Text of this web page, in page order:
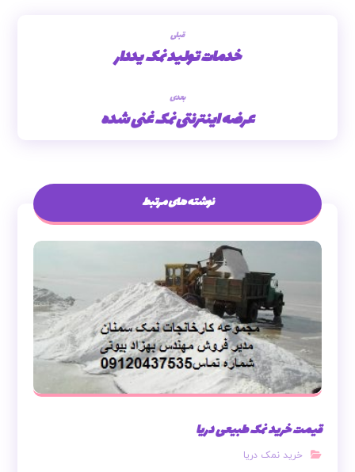
قبلی
خدمات تولید نمک یددار
بعدی
عرضه اینترنتی نمک غنی شده
نوشته های مرتبط
قیمت خرید نمک طبیعی دریا
خرید نمک دریا